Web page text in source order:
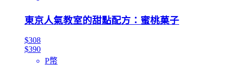
東京人氣教室的甜點配方：蜜桃菓子
$308
$390
P幣